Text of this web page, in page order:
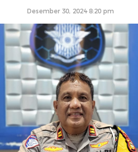
Desember 30, 2024 8:20 pm